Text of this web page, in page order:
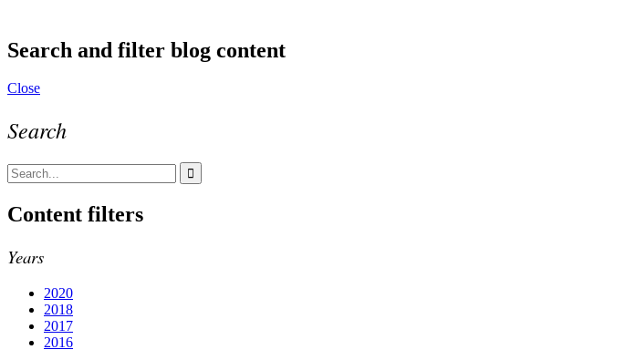
Search and filter blog content
Close
Search
Content filters
Years
2020
2018
2017
2016